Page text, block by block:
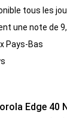
tous les
une note de
Pays-Bas
Edge 40